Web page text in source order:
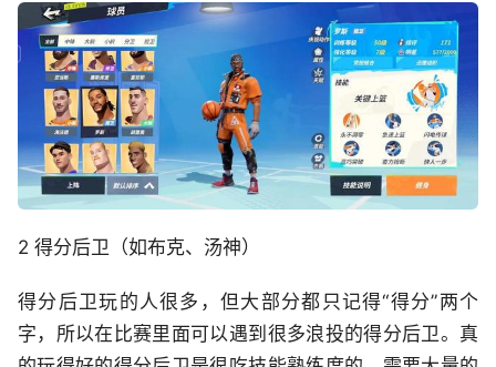
2 得分后卫（如布克、汤神）
得分后卫玩的人很多，但大部分都只记得“得分”两个
字，所以在比赛里面可以遇到很多浪投的得分后卫。真